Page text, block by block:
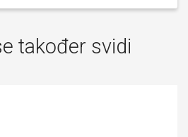
također svidi